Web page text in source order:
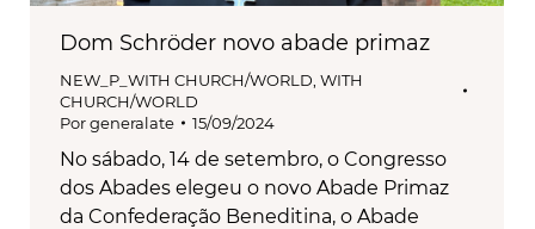
Dom Schröder novo abade primaz
NEW_P_WITH CHURCH/WORLD WITH
CHURCH/WORLD
Porgeneralate 15/09/2024
No sábado, 14 de setembro, o Congresso
dos Abades elegeu o novo Abade Primaz
da Confederação Beneditina, o Abade